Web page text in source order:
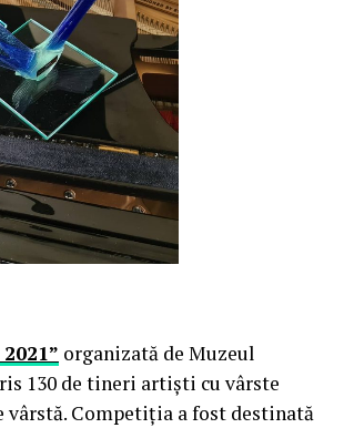
organizată de Muzeul
130 de tineri artiști cu vârste
Competiția a fost destinată